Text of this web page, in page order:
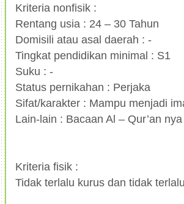
Kriteria nonfisik :
Rentang usia : 24 – 30 Tahun
Domisili atau asal daerah : -
Tingkat pendidikan minimal : S1
Suku : -
Status pernikahan : Perjaka
Sifat/karakter : Mampu menjadi
Lain-lain : Bacaan Al – Qur’an
Kriteria fisik :
Tidak terlalu kurus dan tidak